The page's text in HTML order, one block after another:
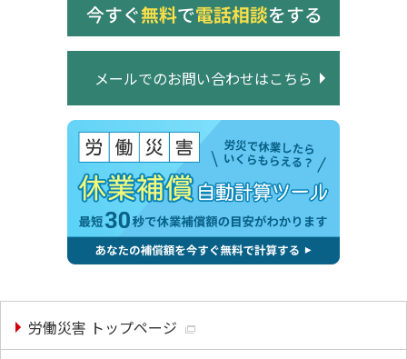
メールでのお問い合わせはこちら
労働災害 トップページ